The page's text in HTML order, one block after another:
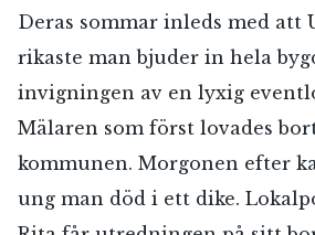
Deras sommar inleds med att
rikaste man bjuder in hela
invigningen av en lyxig
Mälaren som först lovades
kommunen. Morgonen efter
ung man död i ett dike.